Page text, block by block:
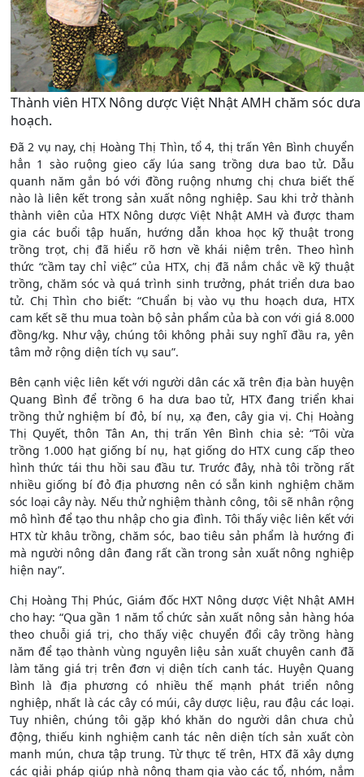
Thành viên HTX Nông dược Việt Nhật AMH chăm sóc
hoạch.
Đã 2 vụ nay, chị Hoàng Thị Thìn, tổ 4, thị trấn Yên Bình chuyển
hẳn 1 sào ruộng gieo cấy lúa sang trồng dưa bao tử. Dẫu
quanh năm gắn bó với đồng ruộng nhưng chị chưa biết thế
nào là liên kết trong sản xuất nông nghiệp. Sau khi trở thành
thành viên của HTX Nông dược Việt Nhật AMH và được tham
gia các buổi tập huấn, hướng dẫn khoa học kỹ thuật trong
trồng trọt, chị đã hiểu rõ hơn về khái niệm trên. Theo hình
thức “cầm tay chỉ việc” của HTX, chị đã nắm chắc về kỹ thuật
trồng, chăm sóc và quá trình sinh trưởng, phát triển dưa bao
tử. Chị Thìn cho biết: “Chuẩn bị vào vụ thu hoạch dưa, HTX
cam kết sẽ thu mua toàn bộ sản phẩm của bà con với giá 8.000
đồng/kg. Như vậy, chúng tôi không phải suy nghĩ đầu ra, yên
tâm mở rộng diện tích vụ sau”.
Bên cạnh việc liên kết với người dân các xã trên địa bàn huyện
Quang Bình để trồng 6 ha dưa bao tử, HTX đang triển khai
trồng thử nghiệm bí đỏ, bí nụ, xạ đen, cây gia vị. Chị Hoàng
Thị Quyết, thôn Tân An, thị trấn Yên Bình chia sẻ: “Tôi vừa
trồng 1.000 hạt giống bí nụ, hạt giống do HTX cung cấp theo
hình thức tái thu hồi sau đầu tư. Trước đây, nhà tôi trồng rất
nhiều giống bí đỏ địa phương nên có sẵn kinh nghiệm chăm
sóc loại cây này. Nếu thử nghiệm thành công, tôi sẽ nhân rộng
mô hình để tạo thu nhập cho gia đình. Tôi thấy việc liên kết với
HTX từ khâu trồng, chăm sóc, bao tiêu sản phẩm là hướng đi
mà người nông dân đang rất cần trong sản xuất nông nghiệp
hiện nay”.
Chị Hoàng Thị Phúc, Giám đốc HXT Nông dược Việt Nhật AMH
cho hay: “Qua gần 1 năm tổ chức sản xuất nông sản hàng hóa
theo chuỗi giá trị, cho thấy việc chuyển đổi cây trồng hàng
năm để tạo thành vùng nguyên liệu sản xuất chuyên canh đã
làm tăng giá trị trên đơn vị diện tích canh tác. Huyện Quang
Bình là địa phương có nhiều thế mạnh phát triển nông
nghiệp, nhất là các cây có múi, cây dược liệu, rau đậu các loại.
Tuy nhiên, chúng tôi gặp khó khăn do người dân chưa chủ
động, thiếu kinh nghiệm canh tác nên diện tích sản xuất còn
manh mún, chưa tập trung. Từ thực tế trên, HTX đã xây dựng
các giải pháp giúp nhà nông tham gia vào các tổ, nhóm, nắm